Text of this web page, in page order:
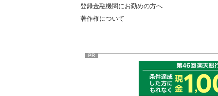
登録金融機関にお勤めの方へ
著作権について
PR